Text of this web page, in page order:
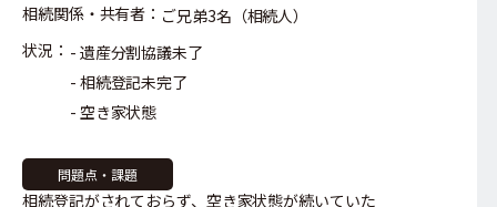
相続関係・共有者： ご兄弟3名（相続人）
状況：
遺産分割協議未了
相続登記未完了
空き家状態
問題点・課題
相続登記がされておらず、空き家状態が続いていた